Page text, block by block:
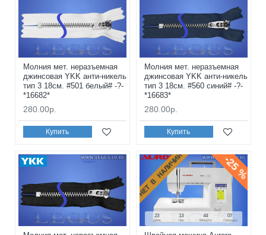
Молния мет. неразъемная
джинсовая YKK анти-никель
тип 3 18см. #501 белый# -?-
*16682*
280.00р.
Купить
Молния мет. неразъемная
джинсовая YKK анти-никель
тип 3 18см. #560 синий# -?-
*16683*
280.00р.
Купить
-25 %
НЕТ В НАЛИЧИИ
23
День
13
Час
44
Минута
05
Секунда